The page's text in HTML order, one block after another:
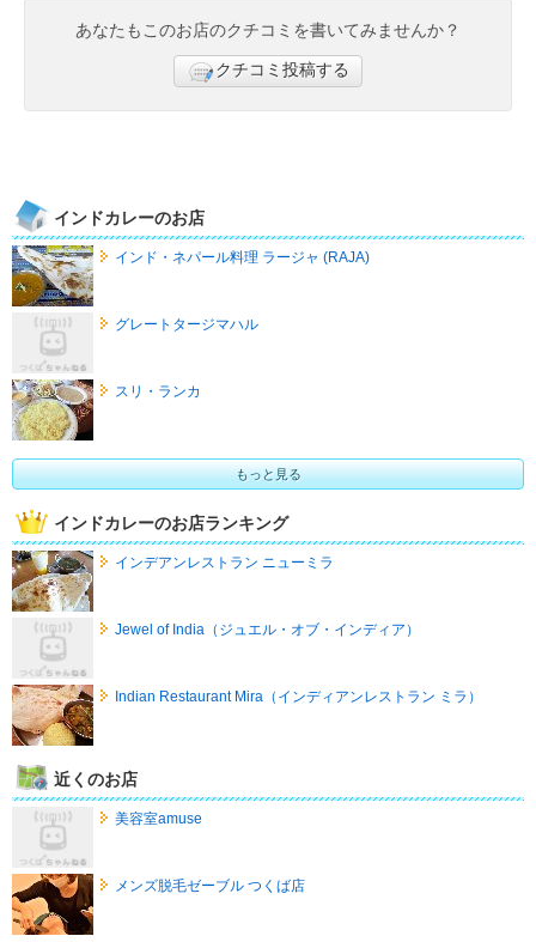
あなたもこのお店のクチコミを書いてみませんか？
クチコミ投稿する
インドカレーのお店
インド・ネパール料理 ラージャ (RAJA)
グレートタージマハル
スリ・ランカ
もっと見る
インドカレーのお店ランキング
インデアンレストラン ニューミラ
Jewel of India（ジュエル・オブ・インディア）
Indian Restaurant Mira（インディアンレストラン ミラ）
近くのお店
美容室amuse
メンズ脱毛ゼーブル つくば店